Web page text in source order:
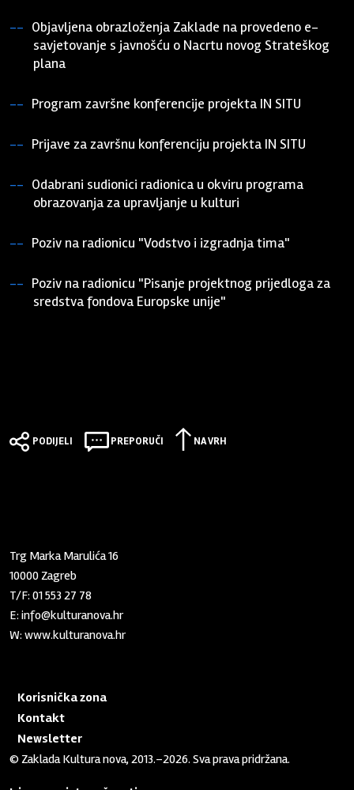
Objavljena obrazloženja Zaklade na provedeno e-
savjetovanje s javnošću o Nacrtu novog Strateškog
plana
Program završne konferencije projekta IN SITU
Prijave za završnu konferenciju projekta IN SITU
Odabrani sudionici radionica u okviru programa
obrazovanja za upravljanje u kulturi
Poziv na radionicu "Vodstvo i izgradnja tima"
Poziv na radionicu "Pisanje projektnog prijedloga za
sredstva fondova Europske unije"
PODIJELI PREPORUČI NA VRH
Trg Marka Marulića 16
10000 Zagreb
T/F:01 553 27 78
E:info@kulturanova.hr
W:www.kulturanova.hr
Korisnička zona
Kontakt
Newsletter
© Zaklada Kultura nova, 2013.–2026. Sva prava pridržana.